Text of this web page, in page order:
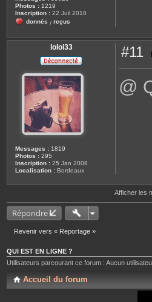
Photos : 1219
Inscription : 22 Juil 2010
donnés / reçus
loloi33
Messages : 1819
Photos : 295
Inscription : 25 Jan 2008
Localisation : Bordeaux
#11
@
Afficher les
Répondre
Revenir vers « Reportage »
QUI EST EN LIGNE ?
Utilisateurs parcourant ce forum : Aucun
Accueil du forum